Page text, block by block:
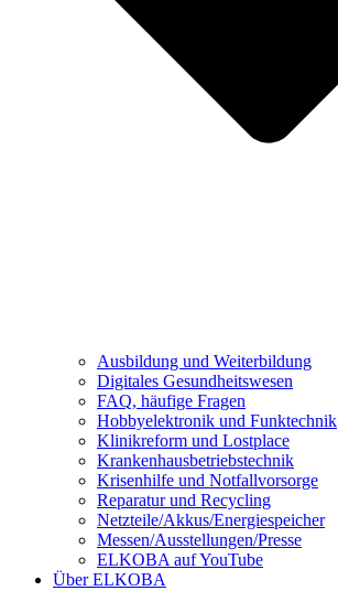
Ausbildung und Weiterbildung
Digitales Gesundheitswesen
FAQ, häufige Fragen
Hobbyelektronik und Funktechnik
Klinikreform und Lostplace
Krankenhausbetriebstechnik
Krisenhilfe und Notfallvorsorge
Reparatur und Recycling
Netzteile/Akkus/Energiespeicher
Messen/Ausstellungen/Presse
ELKOBA auf YouTube
Über ELKOBA